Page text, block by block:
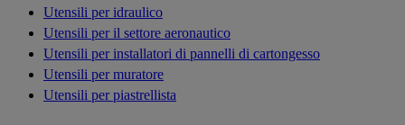
Utensili per idraulico
Utensili per il settore aeronautico
Utensili per installatori di pannelli di cartongesso
Utensili per muratore
Utensili per piastrellista